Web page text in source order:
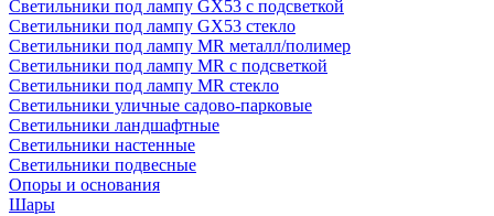
Светильники под лампу GX53 с подсветкой
Светильники под лампу GX53 стекло
Светильники под лампу MR металл/полимер
Светильники под лампу MR с подсветкой
Светильники под лампу MR стекло
Светильники уличные садово-парковые
Светильники ландшафтные
Светильники настенные
Светильники подвесные
Опоры и основания
Шары